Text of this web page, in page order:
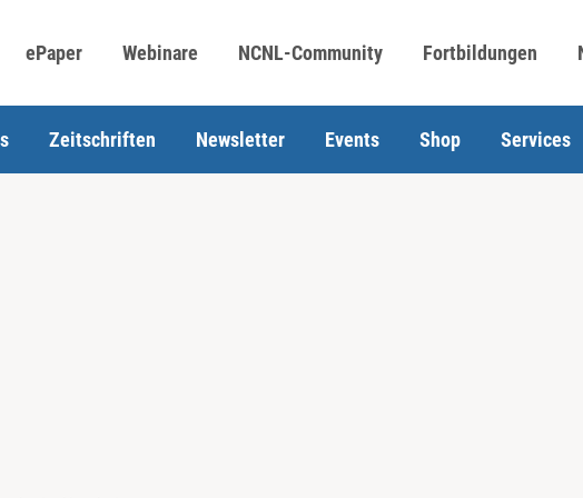
ePaper Webinare NCNL-Community Fortbildungen
Zeitschriften Newsletter Events Shop Services